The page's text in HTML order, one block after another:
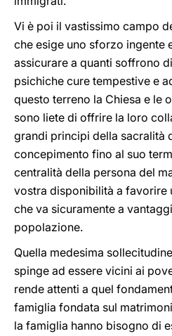
Vi è poi il vastissimo campo
che esige uno sforzo ingente
assicurare a quanti soffrono
psichiche cure tempestive e
questo terreno la Chiesa e le
sono liete di offrire la loro
grandi principi della sacralità
concepimento fino al suo
centralità della persona del
vostra disponibilità a favorire
che va sicuramente a
popolazione.
Quella medesima
spinge ad essere vicini ai
rende attenti a quel
famiglia fondata sul
la famiglia hanno bisogno di